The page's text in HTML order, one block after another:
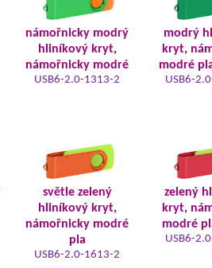
námořnicky modrý
hliníkový kryt,
námořnicky modré
USB6-2.0-1313-2
modrý
kryt,
modré
USB6-
světle zelený
hliníkový kryt,
námořnicky modré
pla
USB6-2.0-1613-2
zelený
kryt,
modré
USB6-